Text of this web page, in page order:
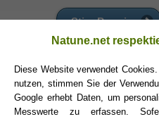
Stier Promis
Stier
Natune.net
Diese Website verwendet
nutzen, stimmen Sie der
Google erhebt Daten, um
Messwerte zu erfassen.